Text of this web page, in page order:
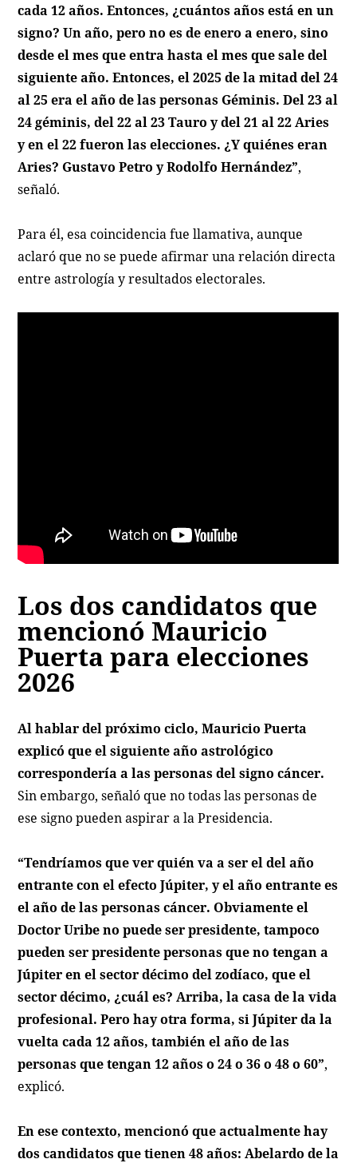
cada 12 años. Entonces, ¿cuántos años está en un
signo? Un año, pero no es de enero a enero, sino
desde el mes que entra hasta el mes que sale del
siguiente año. Entonces, el 2025 de la mitad del 24
al 25 era el año de las personas Géminis. Del 23 al
24 géminis, del 22 al 23 Tauro y del 21 al 22 Aries
y en el 22 fueron las elecciones. ¿Y quiénes eran
Aries? Gustavo Petro y Rodolfo Hernández”,
señaló.
Para él, esa coincidencia fue llamativa, aunque
aclaró que no se puede afirmar una relación directa
entre astrología y resultados electorales.
Los dos candidatos que
mencionó Mauricio
Puerta para elecciones
2026
Al hablar del próximo ciclo, Mauricio Puerta
explicó que el siguiente año astrológico
correspondería a las personas del signo cáncer.
Sin embargo, señaló que no todas las personas de
ese signo pueden aspirar a la Presidencia.
“Tendríamos que ver quién va a ser el del año
entrante con el efecto Júpiter, y el año entrante es
el año de las personas cáncer. Obviamente el
Doctor Uribe no puede ser presidente, tampoco
pueden ser presidente personas que no tengan a
Júpiter en el sector décimo del zodíaco, que el
sector décimo, ¿cuál es? Arriba, la casa de la vida
profesional. Pero hay otra forma, si Júpiter da la
vuelta cada 12 años, también el año de las
personas que tengan 12 años o 24 o 36 o 48 o 60”,
explicó.
En ese contexto, mencionó que actualmente hay
dos candidatos que tienen 48 años: Abelardo de la